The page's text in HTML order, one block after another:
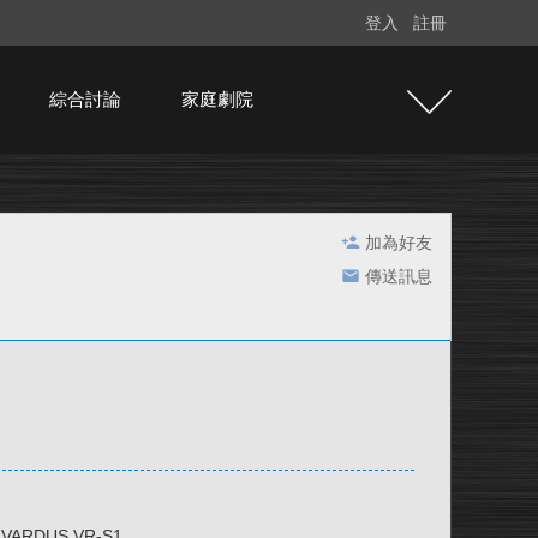
登入 註冊
綜合討論 家庭劇院
加為好友
傳送訊息